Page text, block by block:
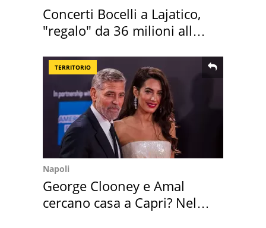
Concerti Bocelli a Lajatico,
"regalo" da 36 milioni alla
TERRITORIO
Napoli
George Clooney e Amal
cercano casa a Capri? Nel